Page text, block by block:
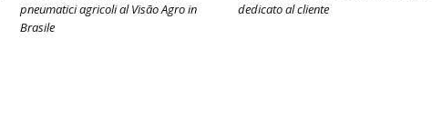
pneumatici agricoli al Visão Agro in
Brasile
dedicato al cliente